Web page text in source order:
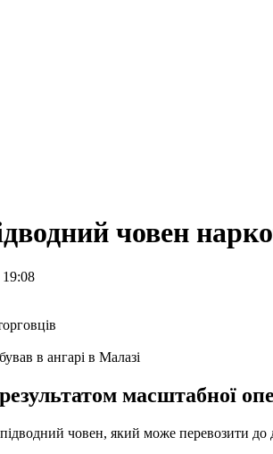
човен
в ангарі в Малазі
масштабної
човен, який може перевозити